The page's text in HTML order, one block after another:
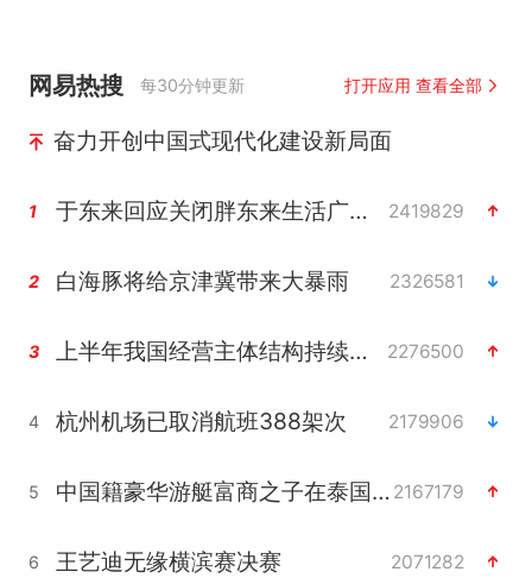
网易热搜 每30分钟更新 打开应用 查看全部
奋力开创中国式现代化建设新局面
1 于东来回应关闭胖东来生活广场店 2419829
2 白海豚将给京津冀带来大暴雨 2326581
3 上半年我国经营主体结构持续优化 2276500
4 杭州机场已取消航班388架次 2179906
5 中国籍豪华游艇富商之子在泰国被杀 2167179
6 王艺迪无缘横滨赛决赛 2071282